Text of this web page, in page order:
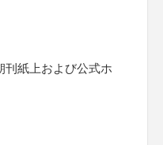
刊紙上および公式ホ